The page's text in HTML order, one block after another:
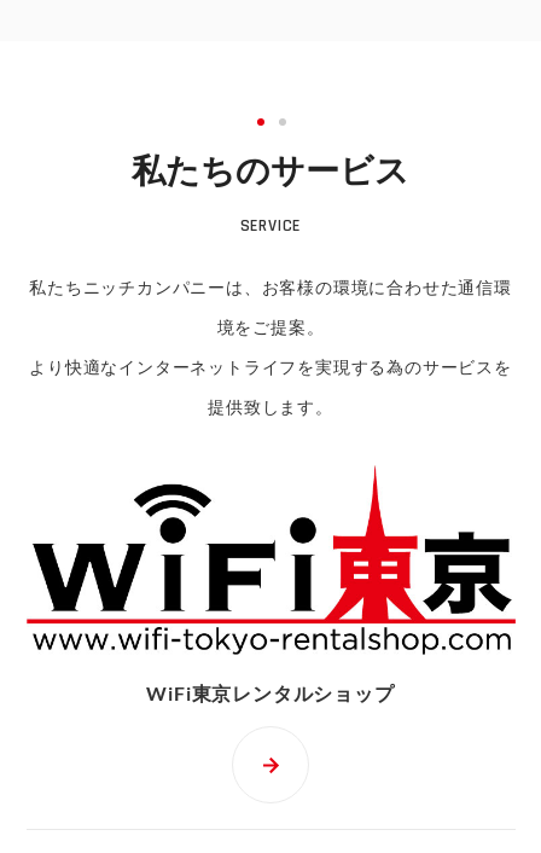
私たちのサービス
SERVICE
私たちニッチカンパニーは、お客様の環境に合わせた通信環
境をご提案。
より快適なインターネットライフを実現する為のサービスを
提供致します。
WiFi東京レンタルショップ